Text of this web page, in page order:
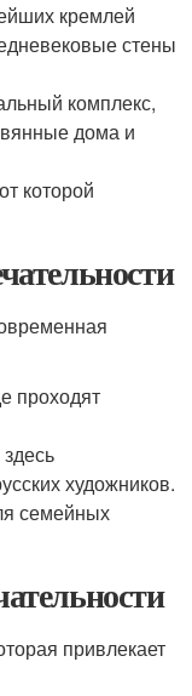
кремлей
стены
комплекс,
дома и
которой
проходят
художников.
семейных
привлекает